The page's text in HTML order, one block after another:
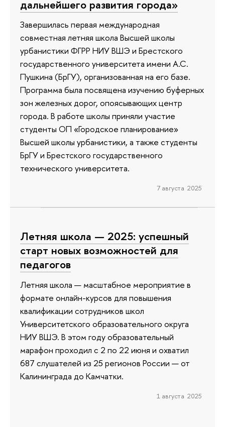
дальнейшего развития города»
Завершилась первая международная
совместная летняя школа Высшей школы
урбанистики ФГРР НИУ ВШЭ и Брестского
государственного университета имени А.С.
Пушкина (БрГУ), организованная на его базе.
Программа была посвящена изучению буферных
зон железных дорог, опоясывающих центр
города. В работе школы приняли участие
студенты ОП «Городское планирование»
Высшей школы урбанистики, а также студенты
БрГУ и Брестского государственного
технического университета.
7 августа 2025
Летняя школа — 2025: успешный
старт новых возможностей для
педагогов
Летняя школа — масштабное мероприятие в
формате онлайн-курсов для повышения
квалификации сотрудников школ
Университетского образовательного округа
НИУ ВШЭ. В этом году образовательный
марафон проходил с 2 по 22 июня и охватил
687 слушателей из 25 регионов России — от
Калининграда до Камчатки.
1 августа 2025